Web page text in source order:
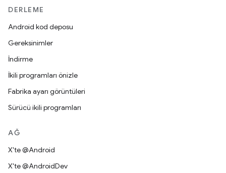
DERLEME
Android kod deposu
Gereksinimler
İndirme
İkili programları önizle
Fabrika ayarı görüntüleri
Sürücü ikili programları
AĞ
X'te @Android
X'te @AndroidDev